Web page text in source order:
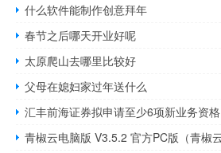
什么软件能制作创意拜年
春节之后哪天开业好呢
太原爬山去哪里比较好
父母在媳妇家过年送什么
汇丰前海证券拟申请至少6项新业务资格